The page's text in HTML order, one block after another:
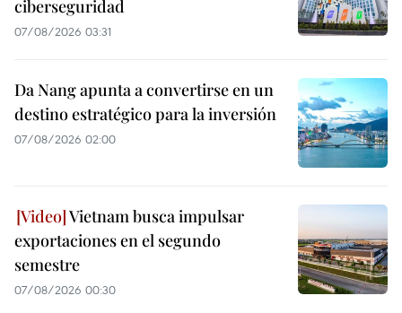
ciberseguridad
07/08/2026 03:31
Da Nang apunta a convertirse en un
destino estratégico para la inversión
07/08/2026 02:00
Vietnam busca impulsar
exportaciones en el segundo
semestre
07/08/2026 00:30